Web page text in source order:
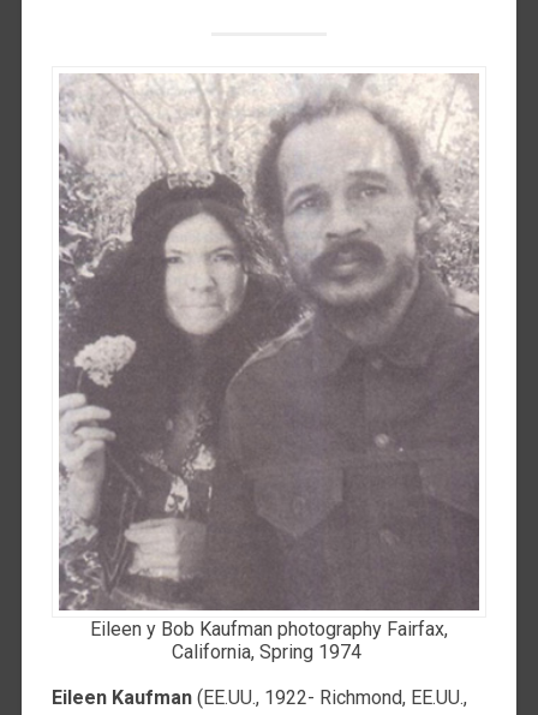
Eileen y Bob Kaufman photography Fairfax,
California, Spring 1974
Eileen Kaufman(EE.UU., 1922- Richmond, EE.UU.,